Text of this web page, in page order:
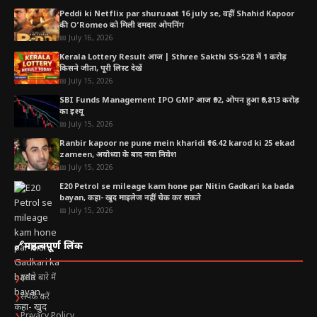
Peddi ki Netflix par shuruaat 16 july se, वहीं Shahid Kapoor
की O’Romeo को मिली दमदार ओपनिंग
📅 July 16, 2026
Kerala Lottery Result आज | Sthree Sakthi SS-528 में 1 करोड़
किसने जीता, पूरी लिस्ट देखें
📅 July 15, 2026
SBI Funds Management IPO GMP आज ₹92, ओपन हुआ ₹9,813 करोड़
का इश्यू
📅 July 15, 2026
Ranbir kapoor ne pune mein kharidi ₹16.42 karod ki 25 ekad
zameen, अयोध्या के बाद नया निवेश
📅 July 15, 2026
E20 Petrol se mileage kam hone par Nitin Gadkari ka bada
bayan, कहा- खुद माइलेज नहीं चेक कर सकते
📅 July 15, 2026
🔗महत्वपूर्ण लिंक
❯हमारे बारे में
❯संपर्क करें